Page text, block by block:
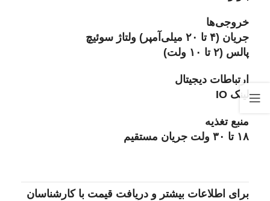
خروجی‌ها
جریان (۴ تا ۲۰ میلی‌آمپر) ولتاژ سوئیچ
پالس (۲ تا ۱۰ ولت)
ارتباطات دیجیتال
لینک IO
منبع تغذیه
۱۸ تا ۳۰ ولت جریان مستقیم
برای اطلاعات بیشتر و دریافت قیمت با کارشناسان